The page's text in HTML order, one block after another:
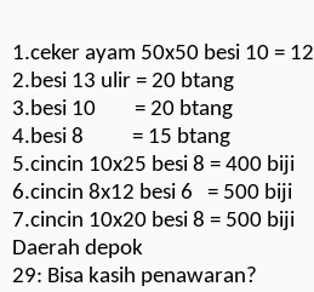
1.ceker ayam 50x50 besi 10 = 12
2.besi 13 ulir = 20 btang
3.besi 10 = 20 btang
4.besi 8 = 15 btang
5.cincin 10x25 besi 8 = 400 biji
6.cincin 8x12 besi 6 = 500 biji
7.cincin 10x20 besi 8 = 500 biji
Daerah depok
29: Bisa kasih penawaran?